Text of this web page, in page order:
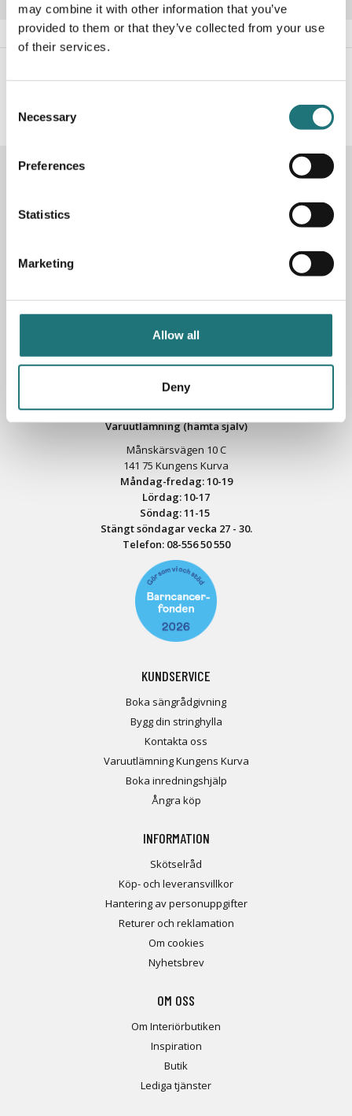
may combine it with other information that you’ve
provided to them or that they’ve collected from your use
of their services.
Selection
Necessary
Preferences
Statistics
Marketing
Allow all
Deny
Söndag: 11-17
Telefon:08-702 78 22
Se öppettider för helgdag här
Fri parkering på Åsögatan 121
Varuutlämning (hämta själv)
Månskärsvägen 10 C
141 75 Kungens Kurva
Måndag-fredag: 10-19
Lördag: 10-17
Söndag: 11-15
Stängt söndagar vecka 27 - 30.
Telefon: 08-556 50 550
KUNDSERVICE
Boka sängrådgivning
Bygg din stringhylla
Kontakta oss
Varuutlämning Kungens Kurva
Boka inredningshjälp
Ångra köp
INFORMATION
Skötselråd
Köp- och leveransvillkor
Hantering av personuppgifter
Returer och reklamation
Om cookies
Nyhetsbrev
OM OSS
Om Interiörbutiken
Inspiration
Butik
Lediga tjänster